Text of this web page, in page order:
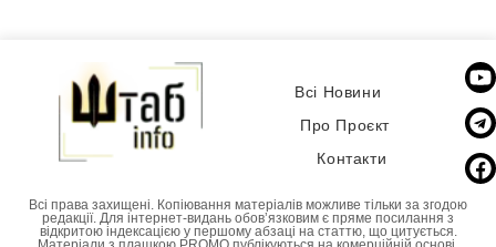
Всі Новини
Про Проєкт
Контакти
Всі права захищені. Копіювання матеріалів можливе тільки за згодою
редакції. Для інтернет-видань обовʼязковим є пряме посилання з
відкритою індексацією у першому абзаці на статтю, що цитується.